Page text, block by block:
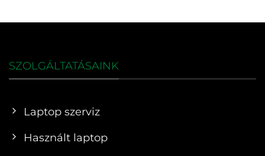
SZOLGÁLTATÁSAINK
Laptop szerviz
Használt laptop